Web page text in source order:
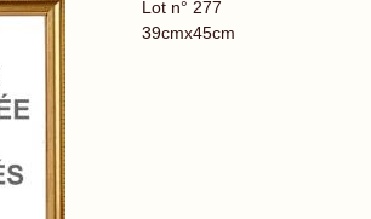
Lot n° 277
39cmx45cm